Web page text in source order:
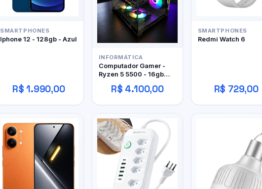
SMARTPHONES
Iphone 12 - 128gb - Azul
R$ 1.990,00
INFORMÁTICA
Computador Gamer -
Ryzen 5 5500 - 16gb
DDR4 - 480GB SSD - RX
480 4gb
R$ 4.100,00
SMARTPHONES
Redmi Watch 6
R$ 729,00